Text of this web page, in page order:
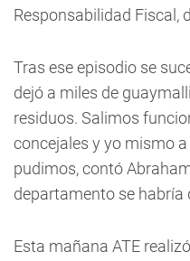
Responsabilidad Fiscal,
Tras ese episodio se
dejó a miles de
residuos. Salimos
concejales y yo mismo
pudimos, contó
departamento se habría
Esta mañana ATE